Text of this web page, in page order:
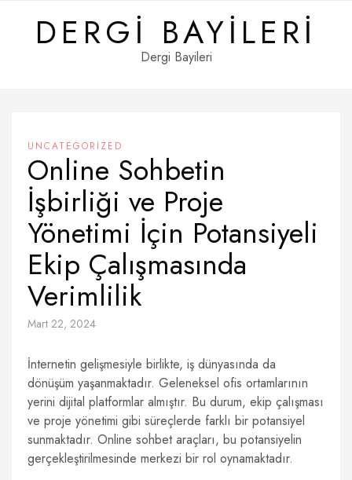
contentDERGI BAYILERI
Dergi Bayileri
UNCATEGORIZED
Online Sohbetin
İşbirliği ve Proje
Yönetimi İçin Potansiyeli
Ekip Çalışmasında
Verimlilik
Mart 22, 2024
İnternetin gelişmesiyle birlikte, iş dünyasında da
dönüşüm yaşanmaktadır. Geleneksel ofis ortamlarının
yerini dijital platformlar almıştır. Bu durum, ekip çalışması
ve proje yönetimi gibi süreçlerde farklı bir potansiyel
sunmaktadır. Online sohbet araçları, bu potansiyelin
gerçekleştirilmesinde merkezi bir rol oynamaktadır.